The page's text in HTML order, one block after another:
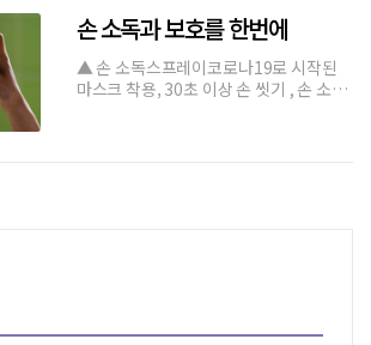
피스트가 제시하는 대체할 수 있는 오일
을 알아보자.만들어
손 소독과 보호를 한번에
▲ 손 소독스프레이코로나19로 시작된
마스크 착용, 30초 이상 손 씻기 , 손 소독